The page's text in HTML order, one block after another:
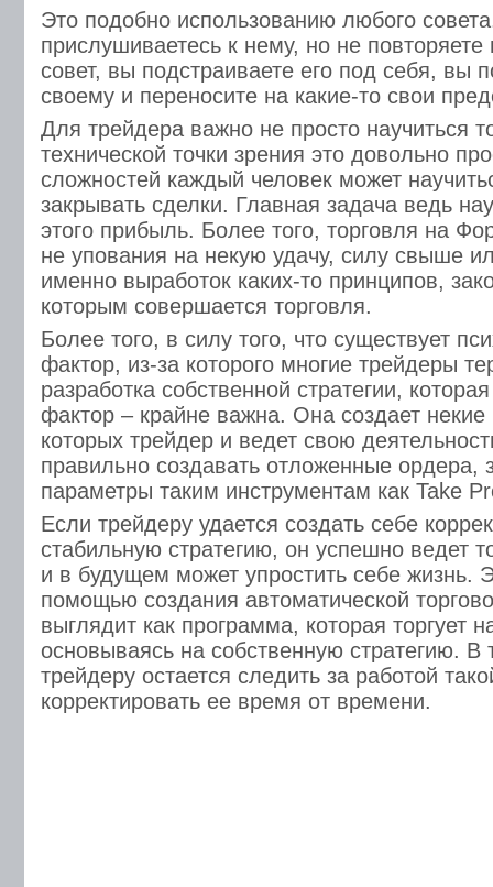
Это подобно использованию любого
прислушиваетесь к нему, но не повторяете
совет, вы подстраиваете его под себя, вы
своему и переносите на какие-то свои
Для трейдера важно не просто научиться
технической точки зрения это довольно
сложностей каждый человек может
закрывать сделки. Главная задача ведь
этого прибыль. Более того, торговля на
не упования на некую удачу, силу свыше
именно выработок каких-то принципов,
которым совершается торговля.
Более того, в силу того, что существует
фактор, из-за которого многие трейдеры
разработка собственной стратегии,
фактор – крайне важна. Она создает
которых трейдер и ведет свою
правильно создавать отложенные ордера,
параметры таким инструментам как Take
Если трейдеру удается создать себе
стабильную стратегию, он успешно ведет
и в будущем может упростить себе жизнь.
помощью создания автоматической
выглядит как программа, которая торгует
основываясь на собственную стратегию. В
трейдеру остается следить за работой
корректировать ее время от времени.